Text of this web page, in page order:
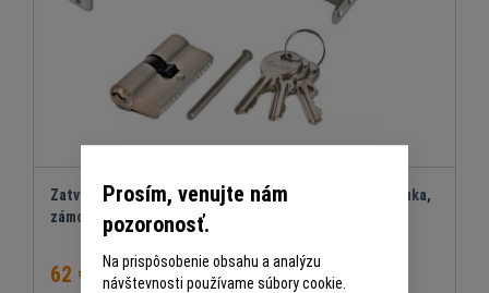
Zatváracia sada k integrovaným dverám PSD 71000 /kľuka,
zámok, FAB/
62 €
Prosím, venujte nám
pozoronosť.
Na prispôsobenie obsahu a analýzu
návštevnosti používame súbory cookie.